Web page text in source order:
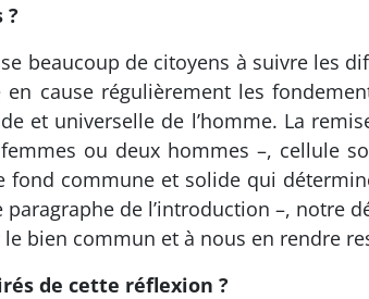
?
beaucoup de citoyens à suivre les
cause régulièrement les
et universelle de l’homme. La
ou deux hommes –, cellule
fond commune et solide qui
paragraphe de l’introduction –, notre
bien commun et à nous en rendre
de cette réflexion ?